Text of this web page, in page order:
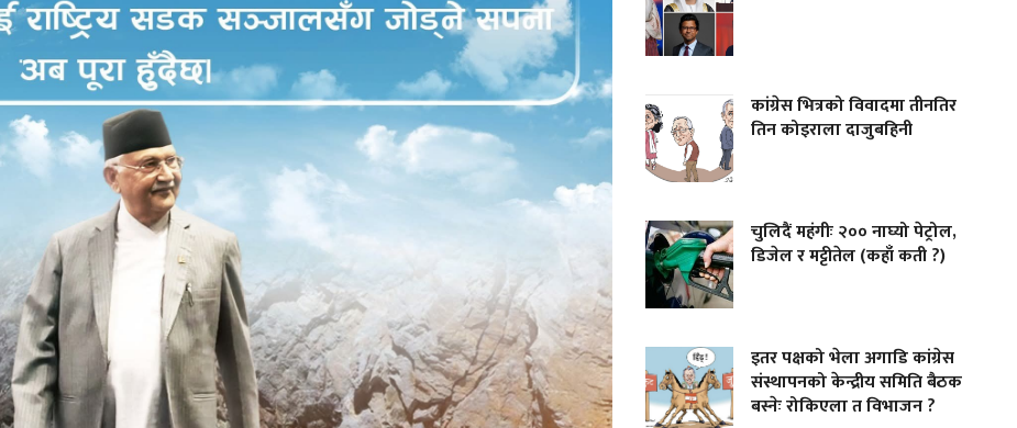
कांग्रेस भित्रको विवादमा तीनतिर
तिन कोइराला दाजुबहिनी
चुलिदैं महंगीः २०० नाघ्यो पेट्रोल,
डिजेल र मट्टीतेल (कहाँ कती ?)
इतर पक्षको भेला अगाडि कांग्रेस
संस्थापनको केन्द्रीय समिति बैठक
बस्नेः रोकिएला त विभाजन ?